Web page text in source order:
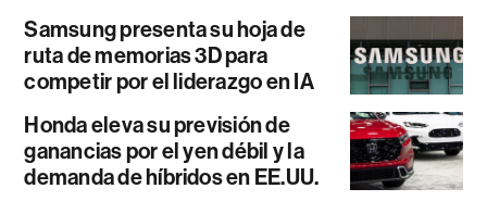
Samsung presenta su hoja de
ruta de memorias 3D para
competir por el liderazgo en IA
Honda eleva su previsión de
ganancias por el yen débil y la
demanda de híbridos en EE.UU.